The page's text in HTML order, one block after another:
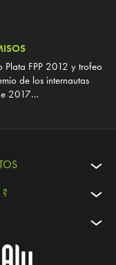
Plata FPP 2012 y trofeo
de los internautas
2017…